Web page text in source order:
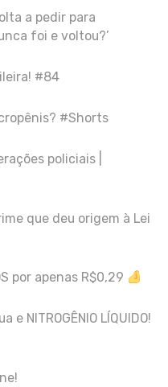
a pedir para
foi e voltou?’
#84
#Shorts
policiais |
que deu origem à Lei
por apenas R$0,29
e NITROGÊNIO LÍQUIDO!